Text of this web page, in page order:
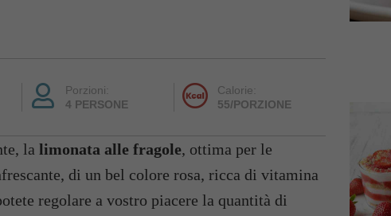
Porzioni:
4 PERSONE
Calorie:
55/PORZIONE
la limonata alle fragole, ottima per le
di un bel colore rosa, ricca di vitamina
regolare a vostro piacere la quantità di